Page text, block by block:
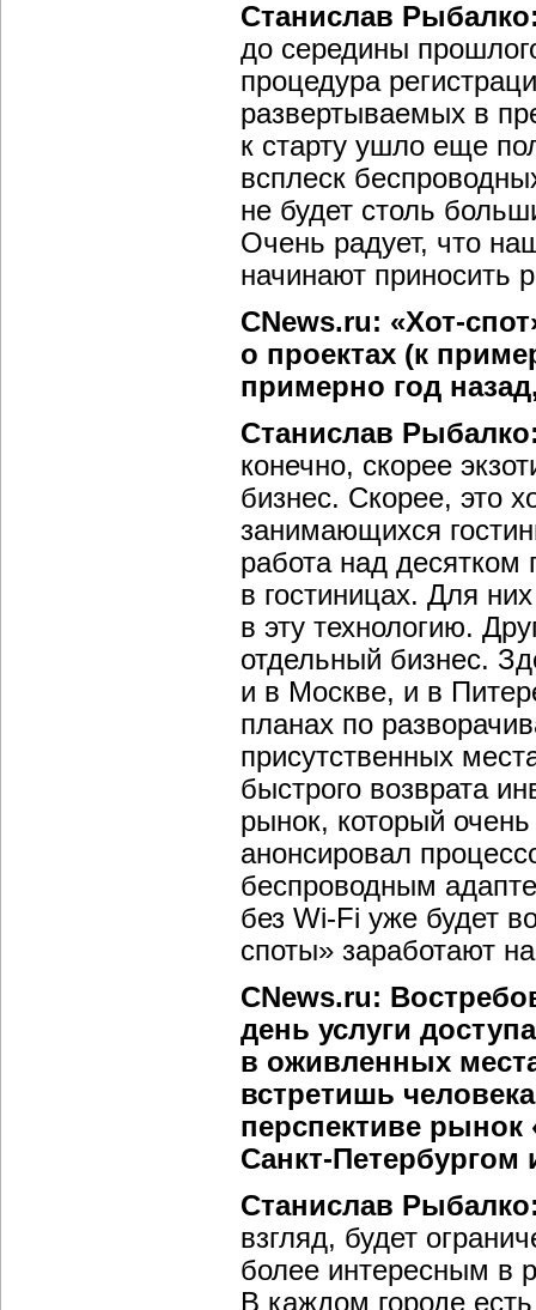
Станислав
до середины
процедура
развертываемых в
к старту ушло еще
всплеск
не будет столь
Очень радует, что
начинают приносить
CNews.ru: «Хот-
о проектах (к
примерно год
Станислав
конечно, скорее
бизнес. Скорее, это
занимающихся
работа над десятком
в гостиницах. Для
в эту технологию.
отдельный бизнес.
и в Москве, и в
планах по
присутственных
быстрого возврата
рынок, который
анонсировал
беспроводным
без Wi-Fi уже будет
споты» заработают
CNews.ru:
день услуги
в оживленных
встретишь
перспективе рынок
Санкт-
Станислав
взгляд, будет
более интересным в
В каждом городе